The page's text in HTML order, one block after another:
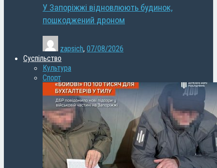
У Запоріжжі відновлюють будинок,
пошкоджений дроном
zapsich, 07/08/2026
Суспільство
Культура
Спорт